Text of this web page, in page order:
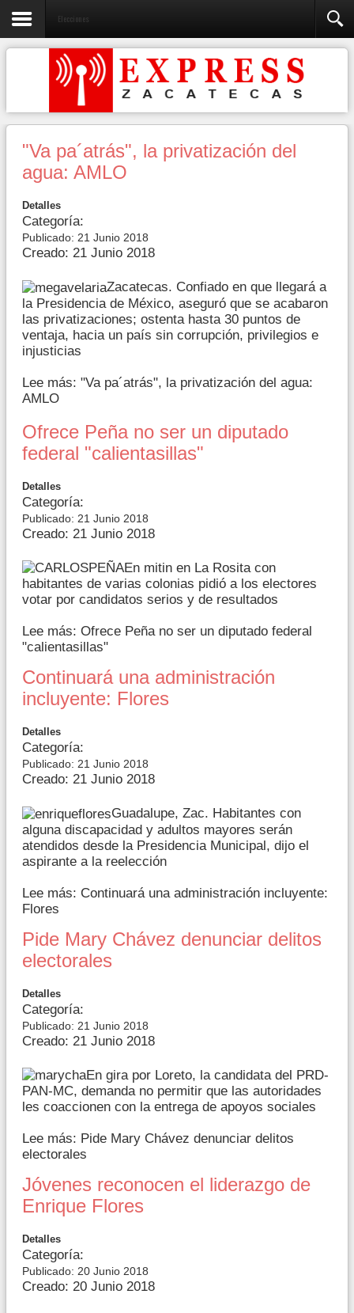
Elecciones
"Va pa´atrás", la privatización del
agua: AMLO
Detalles
Categoría:
Publicado: 21 Junio 2018
Creado: 21 Junio 2018
Zacatecas. Confiado en que llegará a
la Presidencia de México, aseguró que se acabaron
las privatizaciones; ostenta hasta 30 puntos de
ventaja, hacia un país sin corrupción, privilegios e
injusticias
Lee más: "Va pa´atrás", la privatización del agua:
AMLO
Ofrece Peña no ser un diputado
federal "calientasillas"
Detalles
Categoría:
Publicado: 21 Junio 2018
Creado: 21 Junio 2018
En mitin en La Rosita con
habitantes de varias colonias pidió a los electores
votar por candidatos serios y de resultados
Lee más: Ofrece Peña no ser un diputado federal
"calientasillas"
Continuará una administración
incluyente: Flores
Detalles
Categoría:
Publicado: 21 Junio 2018
Creado: 21 Junio 2018
Guadalupe, Zac. Habitantes con
alguna discapacidad y adultos mayores serán
atendidos desde la Presidencia Municipal, dijo el
aspirante a la reelección
Lee más: Continuará una administración incluyente:
Flores
Pide Mary Chávez denunciar delitos
electorales
Detalles
Categoría:
Publicado: 21 Junio 2018
Creado: 21 Junio 2018
En gira por Loreto, la candidata del PRD-
PAN-MC, demanda no permitir que las autoridades
les coaccionen con la entrega de apoyos sociales
Lee más: Pide Mary Chávez denunciar delitos
electorales
Jóvenes reconocen el liderazgo de
Enrique Flores
Detalles
Categoría:
Publicado: 20 Junio 2018
Creado: 20 Junio 2018